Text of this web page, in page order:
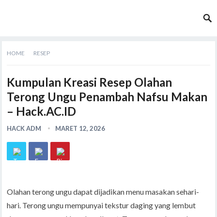
HOME RESEP
Kumpulan Kreasi Resep Olahan
Terong Ungu Penambah Nafsu Makan
– Hack.AC.ID
HACK ADM MARET 12, 2026
Olahan terong ungu dapat dijadikan menu masakan sehari-
hari. Terong ungu mempunyai tekstur daging yang lembut